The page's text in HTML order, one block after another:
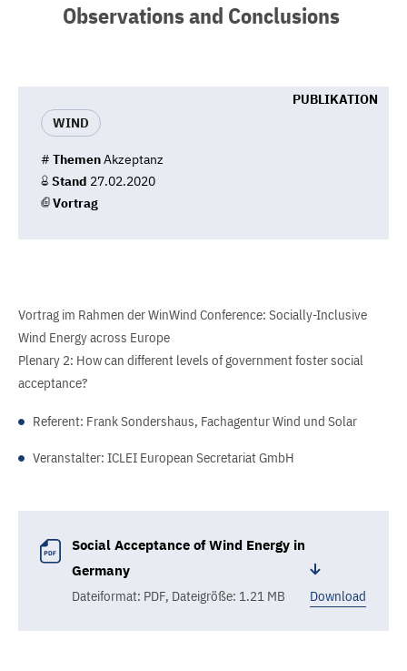
Observations and Conclusions
PUBLIKATION
WIND
# ThemenAkzeptanz
Stand 27.02.2020
Vortrag
Vortrag im Rahmen der WinWind Conference: Socially-Inclusive
Wind Energy across Europe
Plenary 2: How can different levels of government foster social
acceptance?
Referent: Frank Sondershaus, Fachagentur Wind und Solar
Veranstalter: ICLEI European Secretariat GmbH
Social Acceptance of Wind Energy in
Germany
Dateiformat: PDF, Dateigröße: 1.21 MB Download